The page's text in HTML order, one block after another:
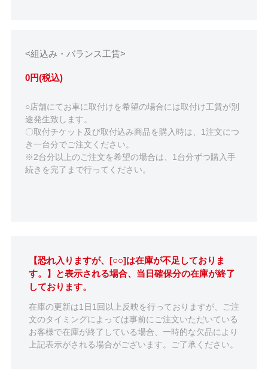
<組込み・バランス工賃>
0円(税込)
○店舗にてお車に取付けを希望の場合には取付け工賃が別
途発生致します。
〇取付チケット及び取付込み商品を購入時は、1注文につ
き一台分でご注文ください。
※2台分以上のご注文を希望の場合は、1台分ずつ購入手
続きを完了まで行ってください。
【恐れ入りますが、[○○]は在庫が不足しておりま
す。】と表示される場合、当日確保分の在庫が終了
しております。
在庫の更新は1日1回以上反映を行っておりますが、ご注
文のタイミングによっては事前にご注文いただいている
お客様で在庫が終了している場合、一時的な欠品により
上記表示がされる場合がございます。ご了承ください。